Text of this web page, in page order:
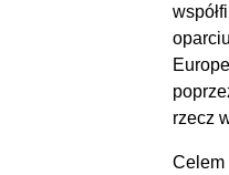
rzecz
Celem